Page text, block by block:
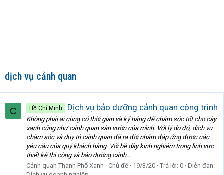
dịch vụ cảnh quan
C Hồ Chí Minh Dịch vụ bảo dưỡng cảnh quan công trình
Không phải ai cũng có thời gian và kỹ năng để chăm sóc tốt cho cây
xanh cũng như cảnh quan sân vườn của mình. Với lý do đó, dịch vụ
chăm sóc và duy trì cảnh quan đã ra đời nhằm đáp ứng được các
yêu cầu của quý khách hàng. Với bề dày kinh nghiệm trong lĩnh vực
thiết kế thi công và bảo dưỡng cảnh...
Cảnh quan Thành Phố Xanh
Chủ đề 19/3/20 Trả lời: 0 Diễn đàn: